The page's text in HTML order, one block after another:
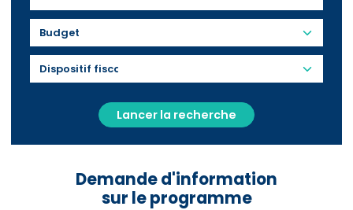
Budget
Lancer la recherche
Demande d'information
sur le programme